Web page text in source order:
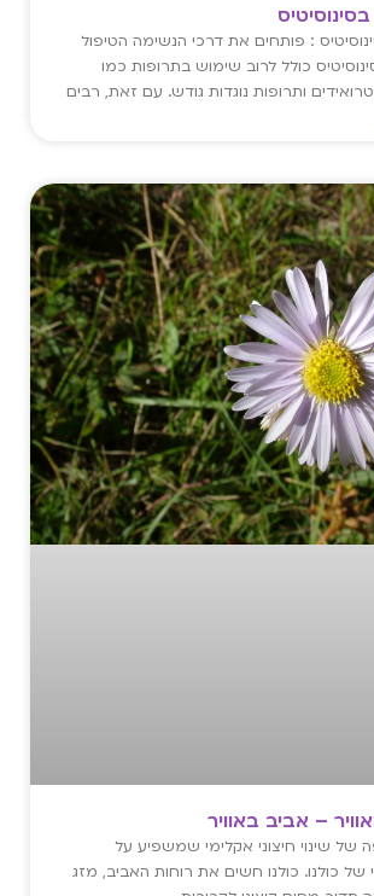
: פותחים את דרכי הנשימה הטיפול
כולל לרוב שימוש בתרופות כמו
ותרופות נוגדות גודש. עם זאת, רבים
– אביב באוויר
של שינוי חיצוני אקלימי שמשפיע על
של כולנו. כולנו חשים את רוחות האביב, מזג